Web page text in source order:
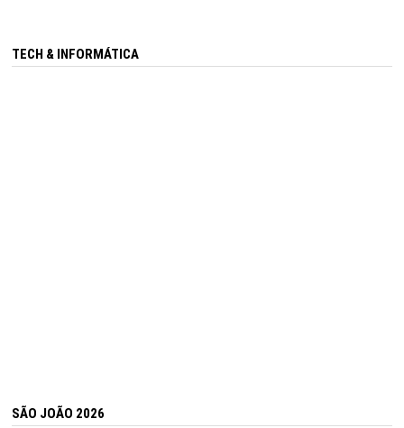
TECH & INFORMÁTICA
SÃO JOÃO 2026